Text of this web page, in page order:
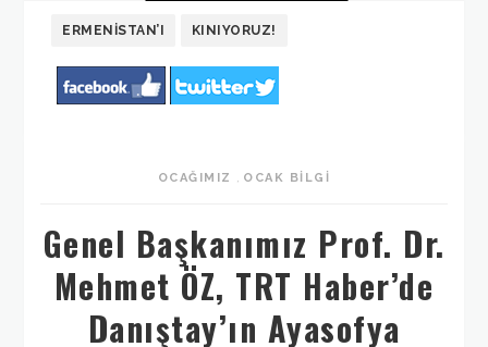
ERMENISTAN’I KINIYORUZ!
OCAĞIMIZ , OCAK BILGI
Genel Başkanımız Prof. Dr.
Mehmet ÖZ, TRT Haber’de
Danıştay’ın Ayasofya